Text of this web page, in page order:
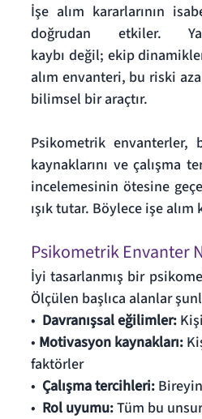
İşe alım kararlarının
doğrudan etkiler.
kaybı değil; ekip
alım envanteri, bu riski
bilimsel bir araçtır.
Psikometrik envanterler,
kaynaklarını ve çalışma
incelemesinin ötesine
ışık tutar. Böylece işe
Psikometrik Envanter
İyi tasarlanmış bir
Ölçülen başlıca alanlar
• Davranışsal eğilimler:
• Motivasyon kaynakları:
faktörler
• Çalışma tercihleri:
• Rol uyumu: Tüm bu